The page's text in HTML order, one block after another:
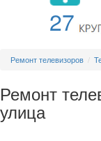
27
Ремонт телевизоров
Ремонт
улица